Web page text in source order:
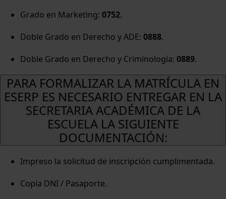
Grado en Marketing: 0752.
Doble Grado en Derecho y ADE: 0888.
Doble Grado en Derecho y Criminología: 0889.
PARA FORMALIZAR LA MATRÍCULA EN
ESERP ES NECESARIO ENTREGAR EN LA
SECRETARIA ACADÉMICA DE LA
ESCUELA LA SIGUIENTE
DOCUMENTACIÓN:
Impreso la solicitud de inscripción cumplimentada.
Copia DNI / Pasaporte.